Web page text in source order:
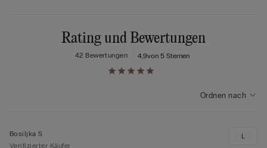
Rating und Bewertungen
4,9von 5 Sternen
42 Bewertungen
Ordnen nach
Bosiljka S
Verifizierter Käufer
L